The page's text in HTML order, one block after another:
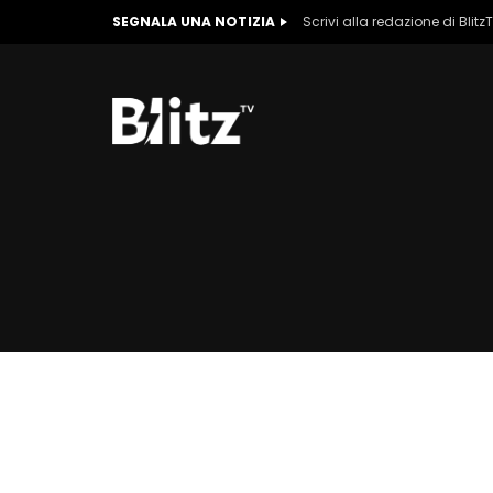
SEGNALA UNA NOTIZIA Scrivi alla redazione di